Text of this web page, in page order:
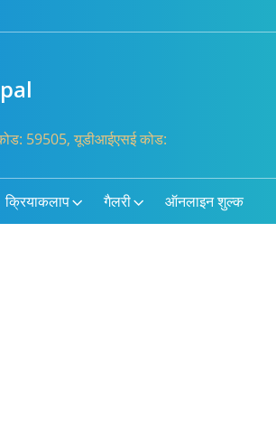
59505, यूडीआईएसई कोड:
क्रियाकलाप गैलरी ऑनलाइन शुल्क